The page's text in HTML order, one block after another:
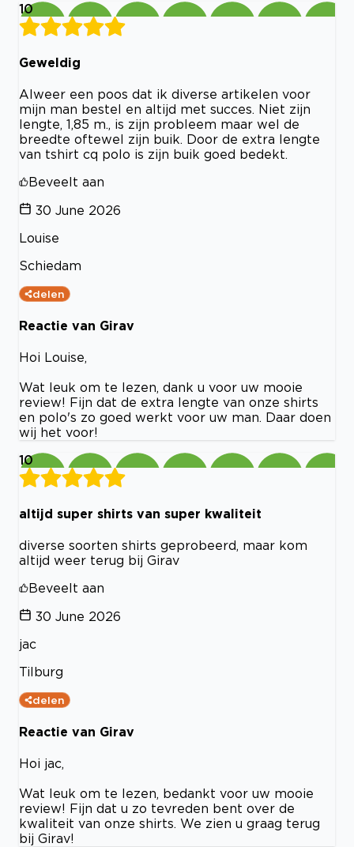
10
Geweldig
Alweer een poos dat ik diverse artikelen voor
mijn man bestel en altijd met succes. Niet zijn
lengte, 1,85 m., is zijn probleem maar wel de
breedte oftewel zijn buik. Door de extra lengte
van tshirt cq polo is zijn buik goed bedekt.
Beveelt aan
30 June 2026
Louise
Schiedam
delen
Reactie van Girav
Hoi Louise,
Wat leuk om te lezen, dank u voor uw mooie
review! Fijn dat de extra lengte van onze shirts
en polo's zo goed werkt voor uw man. Daar doen
wij het voor!
10
altijd super shirts van super kwaliteit
diverse soorten shirts geprobeerd, maar kom
altijd weer terug bij Girav
Beveelt aan
30 June 2026
jac
Tilburg
delen
Reactie van Girav
Hoi jac,
Wat leuk om te lezen, bedankt voor uw mooie
review! Fijn dat u zo tevreden bent over de
kwaliteit van onze shirts. We zien u graag terug
bij Girav!